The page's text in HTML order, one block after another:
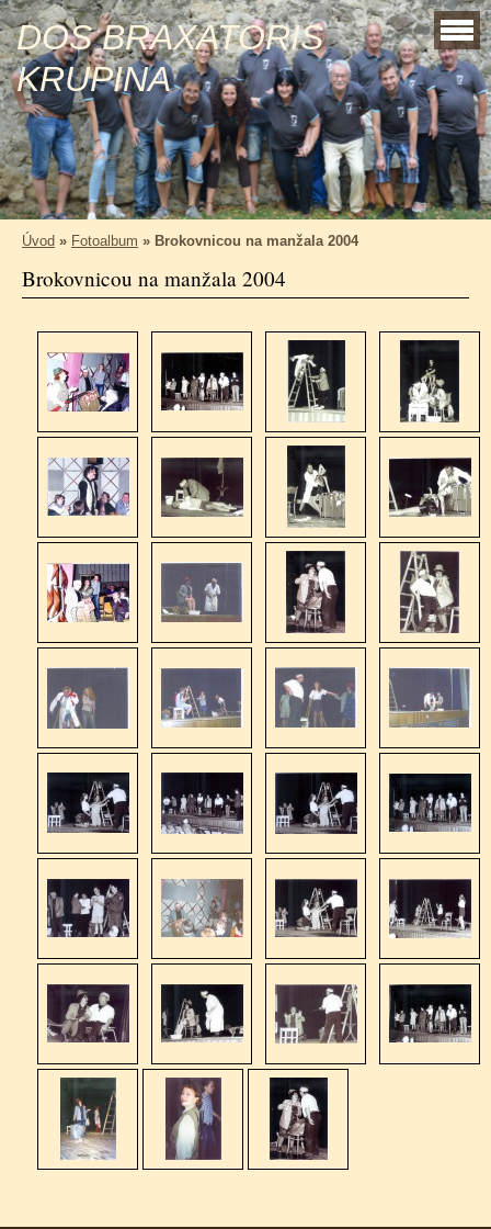
DOS BRAXATORIS
KRUPINA
Úvod » Fotoalbum » Brokovnicou na manžala 2004
Brokovnicou na manžala 2004